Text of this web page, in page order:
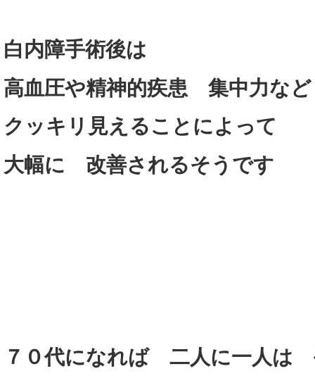
白内障手術後は
高血圧や精神的疾患 集中力など
クッキリ見えることによって
大幅に 改善されるそうです
７０代になれば 二人に一人は